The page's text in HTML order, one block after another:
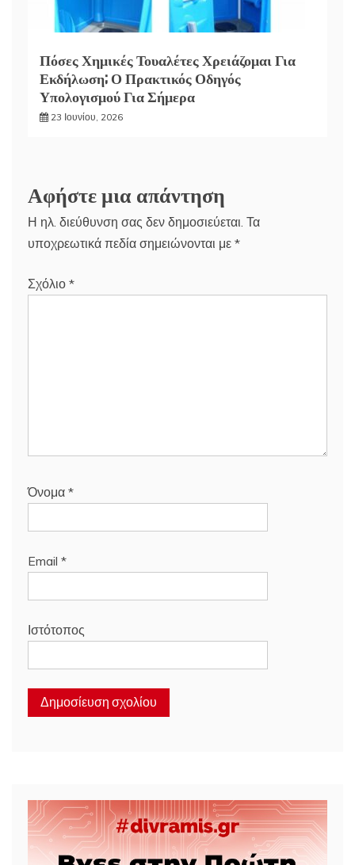
Πόσες Χημικές Τουαλέτες Χρειάζομαι Για
Εκδήλωση; Ο Πρακτικός Οδηγός
Υπολογισμού Για Σήμερα
23 Ιουνίου, 2026
Αφήστε μια απάντηση
Η ηλ. διεύθυνση σας δεν δημοσιεύεται. Τα
υποχρεωτικά πεδία σημειώνονται με *
Σχόλιο *
Όνομα *
Email *
Ιστότοπος